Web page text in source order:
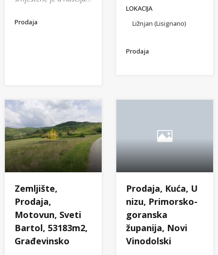
Prodaja
LOKACIJA
Ližnjan (Lisignano)
Prodaja
Zemljište,
Prodaja,
Motovun, Sveti
Bartol, 53183m2,
Građevinsko
Prodaja, Kuća, U
nizu, Primorsko-
goranska
županija, Novi
Vinodolski